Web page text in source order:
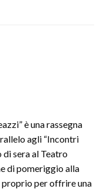
è una rassegna
agli “Incontri
sera al Teatro
di pomeriggio alla
proprio per offrire una